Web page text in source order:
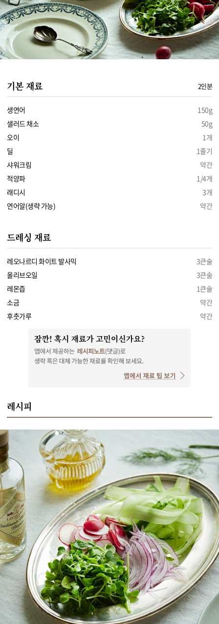
기본 재료 2인분
생연어
150g
샐러드 채소
50g
오이
1개
딜
1줄기
샤워크림
약간
적양파
1/4개
래디시
3개
연어알(생략 가능)
약간
드레싱 재료
레오나르디 화이트 발사믹
3큰술
올리브오일
3큰술
레몬즙
1큰술
소금
약간
후춧가루
약간
레시피